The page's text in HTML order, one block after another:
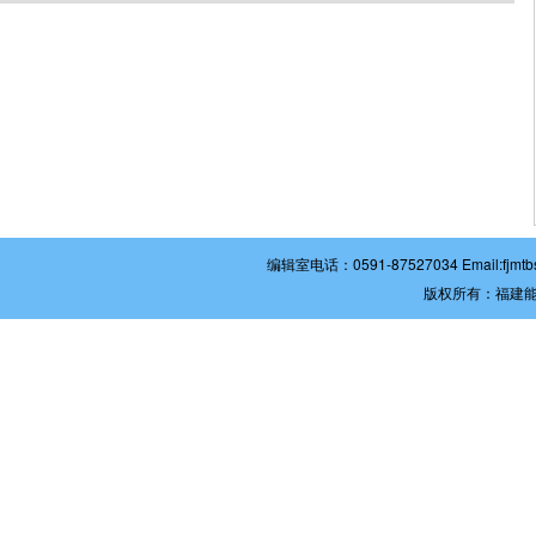
编辑室电话：0591-87527034
版权所有：福建